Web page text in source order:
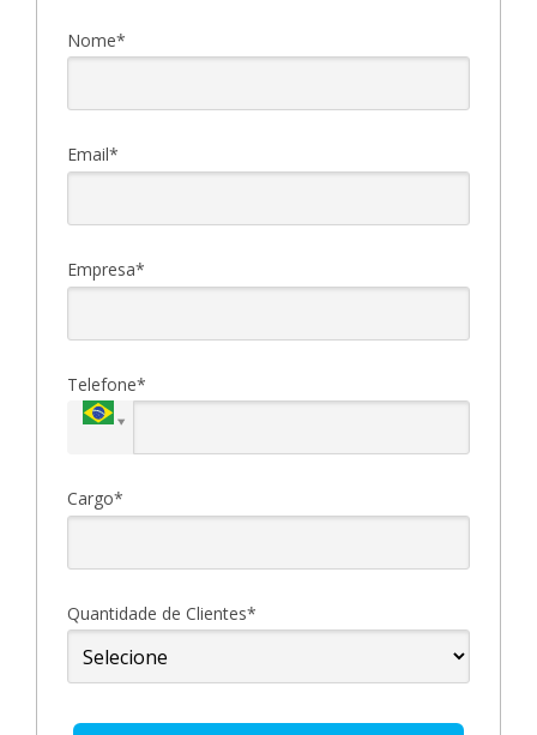
Nome*
Email*
Empresa*
Telefone*
Cargo*
Quantidade de Clientes*